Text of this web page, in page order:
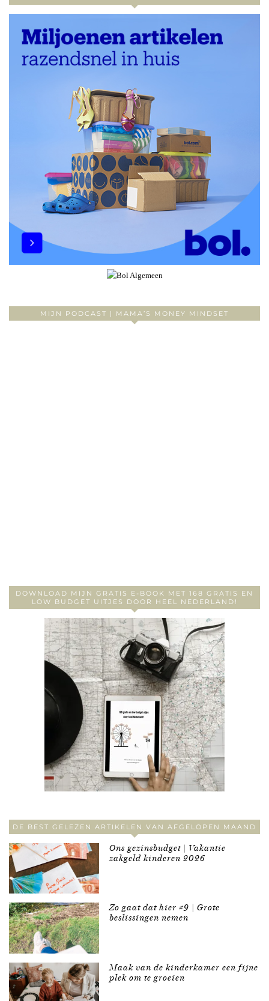
MIJN PODCAST | MAMA’S MONEY MINDSET
DOWNLOAD MIJN GRATIS E-BOOK MET 168 GRATIS EN
LOW BUDGET UITJES DOOR HEEL NEDERLAND!
DE BEST GELEZEN ARTIKELEN VAN AFGELOPEN MAAND
Ons gezinsbudget | Vakantie
zakgeld kinderen 2026
Zo gaat dat hier #9 | Grote
beslissingen nemen
Maak van de kinderkamer een fijne
plek om te groeien